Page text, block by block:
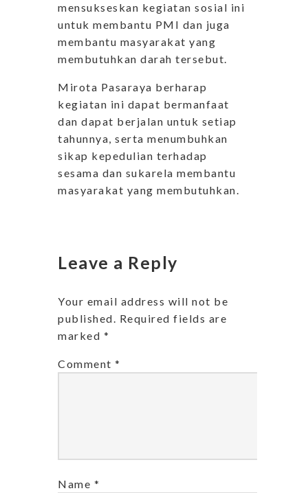
mensukseskan kegiatan sosial ini
untuk membantu PMI dan juga
membantu masyarakat yang
membutuhkan darah tersebut.
Mirota Pasaraya berharap
kegiatan ini dapat bermanfaat
dan dapat berjalan untuk setiap
tahunnya, serta menumbuhkan
sikap kepedulian terhadap
sesama dan sukarela membantu
masyarakat yang membutuhkan.
Leave a Reply
Your email address will not be
published. Required fields are
marked *
Comment *
Name *